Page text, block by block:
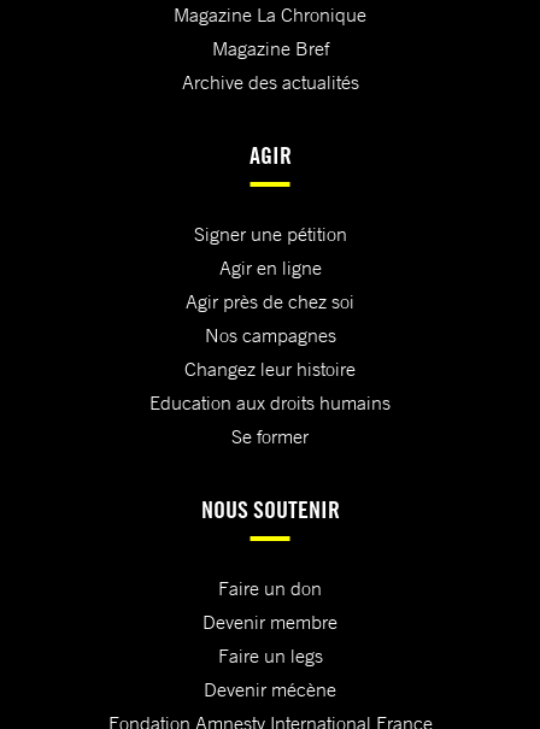
Magazine La Chronique
Magazine Bref
Archive des actualités
AGIR
Signer une pétition
Agir en ligne
Agir près de chez soi
Nos campagnes
Changez leur histoire
Education aux droits humains
Se former
NOUS SOUTENIR
Faire un don
Devenir membre
Faire un legs
Devenir mécène
Fondation Amnesty International France